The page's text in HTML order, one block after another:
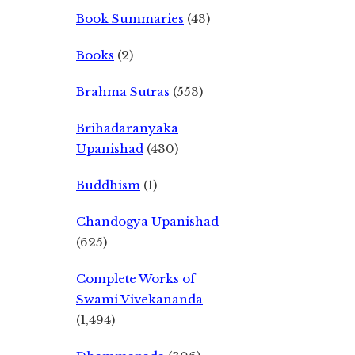
Book Summaries (43)
Books (2)
Brahma Sutras (553)
Brihadaranyaka
Upanishad (430)
Buddhism (1)
Chandogya Upanishad
(625)
Complete Works of
Swami Vivekananda
(1,494)